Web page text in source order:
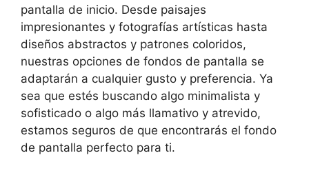
pantalla ‍de inicio. Desde paisajes
⁣impresionantes y​ fotografías artísticas hasta
diseños abstractos y patrones coloridos,
nuestras opciones ⁤de fondos de pantalla se
adaptarán a cualquier ⁣gusto y preferencia. Ya
sea que estés buscando algo minimalista‌ y
sofisticado o algo más llamativo y atrevido,
estamos seguros de ‌que encontrarás el fondo
de pantalla perfecto ⁤para ti.